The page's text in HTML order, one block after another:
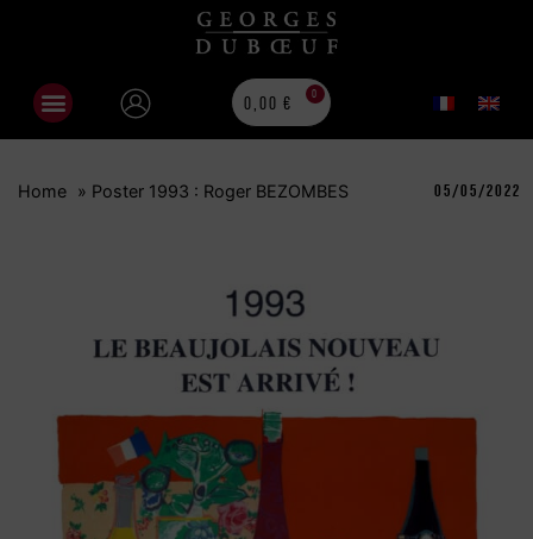
0,00€ 0
Home » Poster 1993 : Roger BEZOMBES 05/05/2022